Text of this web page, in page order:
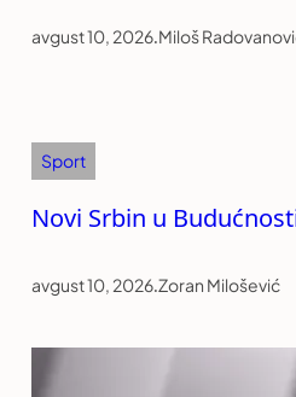
avgust 10, 2026.Miloš
Sport
Novi Srbin u
avgust 10, 2026.Zoran Milošević